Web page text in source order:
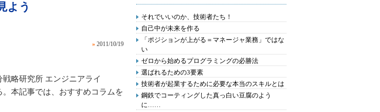
よう
» 2011/10/19
略研究所 エンジニアライ
本記事では、おすすめコラムを
それでいいのか、技術者たち！
自己中が未来を作る
「ポジションが上がる＝マネージャ業務」ではな
い
ゼロから始めるプログラミングの必勝法
選ばれるための3要素
技術者が起業するために必要な本当のスキルとは
鋼鉄でコーティングした真っ白い豆腐のよう
に……